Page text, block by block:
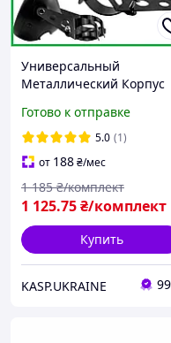
Универсальный
Металлический Корпус
для Мотоцикла /
Кастомных Проектов -
Матовый Черный
Готово к отправке
5.0 (1)
от 188₴/мес
1 125.75₴/комплект
1 185 ₴/комплект
Купить
KASP.UKRAINE